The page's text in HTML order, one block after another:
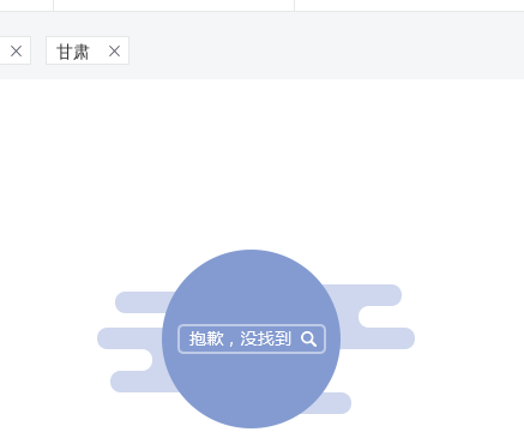
 甘肃 